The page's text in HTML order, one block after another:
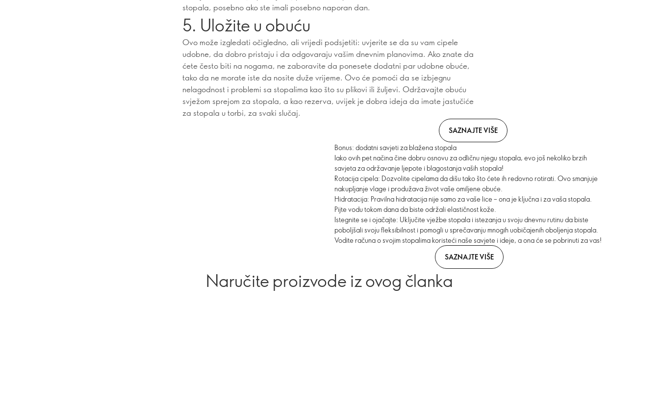
stopala, posebno ako ste imali posebno naporan dan.
5. Uložite u obuću
Ovo može izgledati očigledno, ali vrijedi podsjetiti: uvjerite se da su vam cipele
udobne, da dobro pristaju i da odgovaraju vašim dnevnim planovima. Ako znate da
ćete često biti na nogama, ne zaboravite da ponesete dodatni par udobne obuće,
tako da ne morate iste da nosite duže vrijeme. Ovo će pomoći da se izbjegnu
nelagodnost i problemi sa stopalima kao što su plikovi ili žuljevi. Održavajte obuću
svježom sprejom za stopala, a kao rezerva, uvijek je dobra ideja da imate jastučiće
za stopala u torbi, za svaki slučaj.
SAZNAJTE VIŠE
Bonus: dodatni savjeti za blažena stopala
Iako ovih pet načina čine dobru osnovu za odličnu njegu stopala, evo još nekoliko brzih
savjeta za održavanje ljepote i blagostanja vaših stopala!
Rotacija cipela: Dozvolite cipelama da dišu tako što ćete ih redovno rotirati. Ovo smanjuje
nakupljanje vlage i produžava život vaše omiljene obuće.
Hidratacija: Pravilna hidratacija nije samo za vaše lice – ona je ključna i za vaša stopala.
Pijte vodu tokom dana da biste održali elastičnost kože.
Istegnite se i ojačajte: Uključite vježbe stopala i istezanja u svoju dnevnu rutinu da biste
poboljšali svoju fleksibilnost i pomogli u sprečavanju mnogih uobičajenih oboljenja stopala.
Vodite računa o svojim stopalima koristeći naše savjete i ideje, a ona će se pobrinuti za vas!
SAZNAJTE VIŠE
Naručite proizvode iz ovog članka